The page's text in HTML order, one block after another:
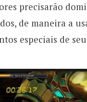
precisarão
de maneira a
especiais de